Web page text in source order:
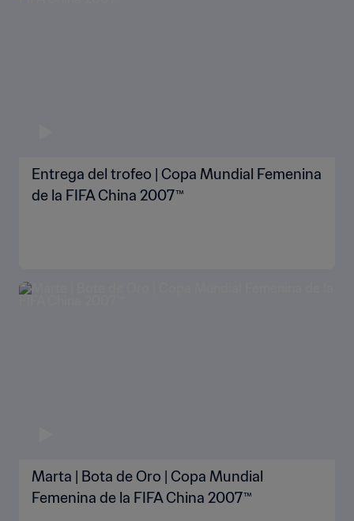
Entrega del trofeo | Copa Mundial Femenina
de la FIFA China 2007™
Marta | Bota de Oro | Copa Mundial
Femenina de la FIFA China 2007™